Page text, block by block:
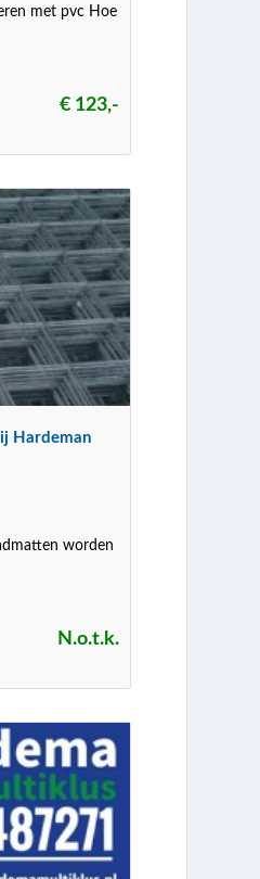
met pvc Hoe
€ 123,-
Hardeman
worden
N.o.t.k.